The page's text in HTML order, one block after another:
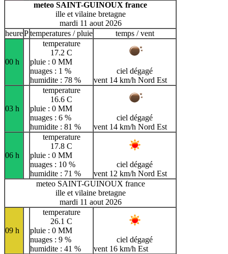
meteo SAINT-GUINOUX france
ille et vilaine bretagne
mardi 11 aout 2026
heurePtemperatures / pluie temps / vent
00 h
temperature
17.2 C
pluie : 0 MM
nuages : 1 %
humidite : 78 %
ciel dégagé
vent 14 km/h Nord Est
03 h
temperature
16.6 C
pluie : 0 MM
nuages : 6 %
humidite : 81 %
ciel dégagé
vent 14 km/h Nord Est
06 h
temperature
17.8 C
pluie : 0 MM
nuages : 10 %
humidite : 71 %
ciel dégagé
vent 12 km/h Nord Est
meteo SAINT-GUINOUX france
ille et vilaine bretagne
mardi 11 aout 2026
09 h
temperature
26.1 C
pluie : 0 MM
nuages : 9 %
humidite : 41 %
ciel dégagé
vent 16 km/h Est